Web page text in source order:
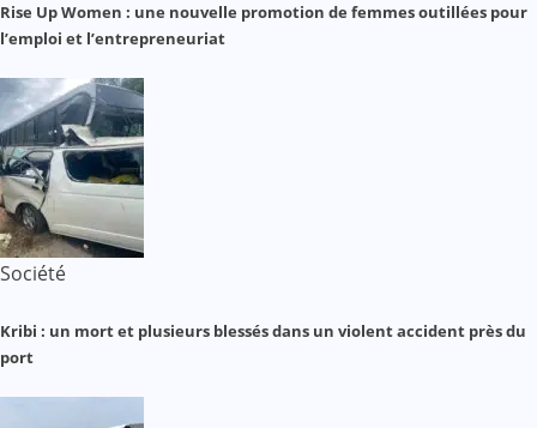
Rise Up Women : une nouvelle promotion de femmes outillées pour
l’emploi et l’entrepreneuriat
Société
Kribi : un mort et plusieurs blessés dans un violent accident près du
port